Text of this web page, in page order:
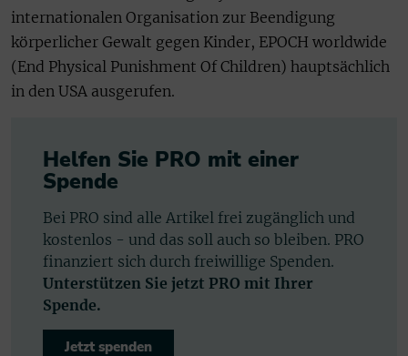
internationalen Organisation zur Beendigung
körperlicher Gewalt gegen Kinder, EPOCH worldwide
(End Physical Punishment Of Children) hauptsächlich
in den USA ausgerufen.
Helfen Sie PRO mit einer
Spende
Bei PRO sind alle Artikel frei zugänglich und
kostenlos - und das soll auch so bleiben. PRO
finanziert sich durch freiwillige Spenden.
Unterstützen Sie jetzt PRO mit Ihrer
Spende.
Jetzt spenden